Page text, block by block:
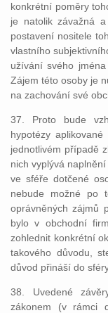
konkrétní poměry
je natolik závažná
postavení nositele
vlastního
užívání svého
Zájem této osoby je
na zachování své
37. Proto bude
hypotézy
jednotlivém případě
nich vyplývá
ve sféře dotčené
nebude možné po
oprávněných zájmů
bylo v obchodní
zohlednit konkrétní
takového důvodu,
důvod přináší do
38. Uvedené
zákonem (v rámci